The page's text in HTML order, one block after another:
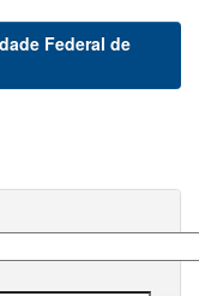
Federal de